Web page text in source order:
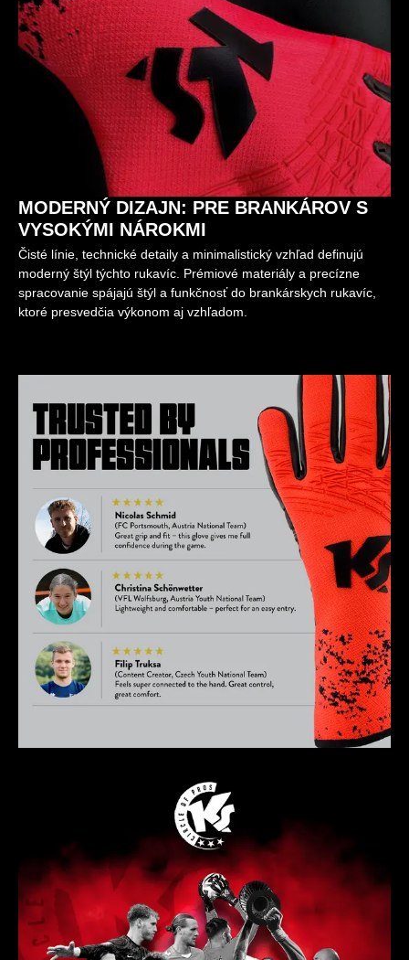
MODERNÝ DIZAJN: PRE BRANKÁROV S
VYSOKÝMI NÁROKMI
Čisté línie, technické detaily a minimalistický vzhľad definujú
moderný štýl týchto rukavíc. Prémiové materiály a precízne
spracovanie spájajú štýl a funkčnosť do brankárskych rukavíc,
ktoré presvedčia výkonom aj vzhľadom.